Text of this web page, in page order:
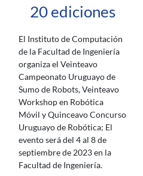
20 ediciones
El Instituto de Computación
de la Facultad de Ingeniería
organiza el Veinteavo
Campeonato Uruguayo de
Sumo de Robots, Veinteavo
Workshop en Robótica
Móvil y Quinceavo Concurso
Uruguayo de Robótica; El
evento será del 4 al 8 de
septiembre de 2023 en la
Facultad de Ingeniería.